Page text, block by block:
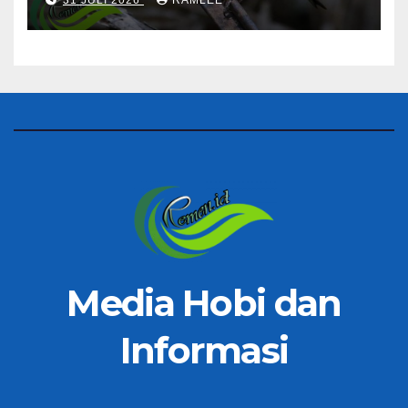
Media Hobi dan
Informasi